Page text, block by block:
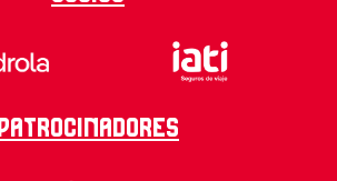
Patrocinadores